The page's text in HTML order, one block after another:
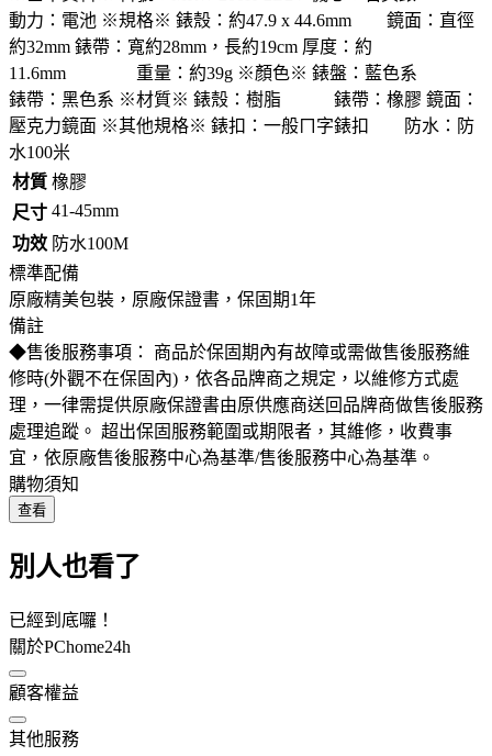
動力：電池 ※規格※ 錶殼：約47.9 x 44.6mm 鏡面：直徑
約32mm 錶帶：寬約28mm，長約19cm 厚度：約
11.6mm 重量：約39g ※顏色※ 錶盤：藍色系
錶帶：黑色系 ※材質※ 錶殼：樹脂 錶帶：橡膠 鏡面：
壓克力鏡面 ※其他規格※ 錶扣：一般ㄇ字錶扣 防水：防
水100米
材質 橡膠
尺寸 41-45mm
功效 防水100M
標準配備
原廠精美包裝，原廠保證書，保固期1年
備註
◆售後服務事項： 商品於保固期內有故障或需做售後服務維
修時(外觀不在保固內)，依各品牌商之規定，以維修方式處
理，一律需提供原廠保證書由原供應商送回品牌商做售後服務
處理追蹤。 超出保固服務範圍或期限者，其維修，收費事
宜，依原廠售後服務中心為基準/售後服務中心為基準。
購物須知
查看
別人也看了
已經到底囉！
關於PChome24h
顧客權益
其他服務